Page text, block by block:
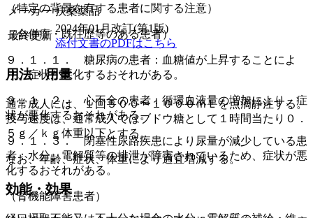
（特定の背景を有する患者に関する注意）
（合併症・既往歴等のある患者）
９．１．１． 糖尿病の患者：血糖値が上昇することによ
り、症状が悪化するおそれがある。
９．１．２． 心不全の患者：循環血液量の増加により、症
状が悪化するおそれがある。
９．１．３． 閉塞性尿路疾患により尿量が減少している患
者：水分、電解質等の排泄が障害されているため、症状が悪
化するおそれがある。
（腎機能障害患者）
メーカー 扶桑薬品
最終更新
2024年01月改訂(第1版)
添付文書のPDFはこちら
用法・用量
通常成人には、１回５００〜１０００ｍＬを点滴静注する。
投与速度は、通常成人ではブドウ糖として１時間当たり０．
５ｇ／ｋｇ体重以下とする。
なお、年齢、症状、体重により適宜増減する。
効能・効果